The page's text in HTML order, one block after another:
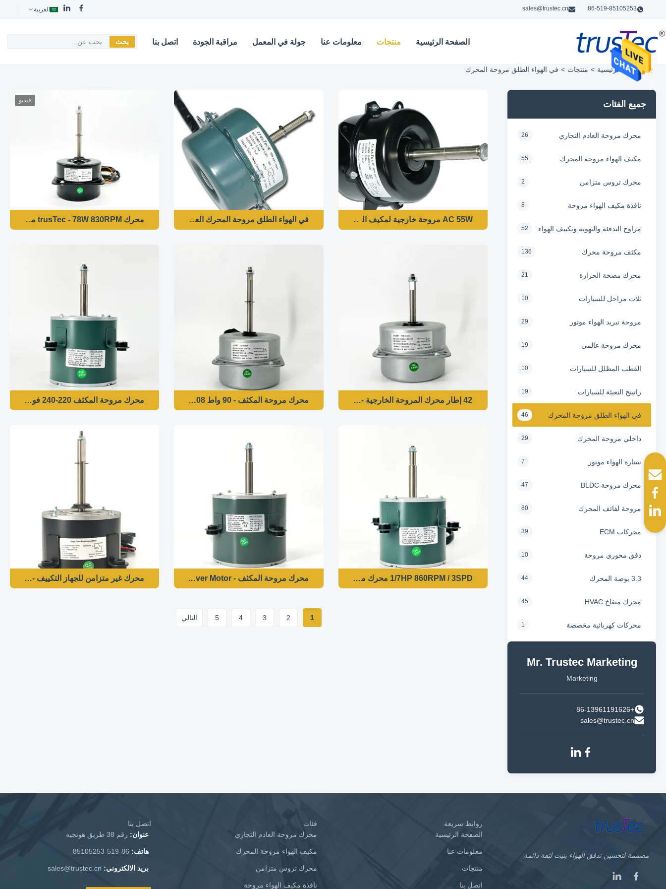
86-519-85105253
sales@trustec.cn العربية
الصفحة الرئيسية منتجات معلومات عنا جولة في المعمل مراقبة الجودة اتصل بنا بحث
الصفحة الرئيسية > منتجات > في الهواء الطلق مروحة المحرك
جميع الفئات
محرك مروحة العادم التجاري 26
مكيف الهواء مروحة المحرك 55
محرك تروس متزامن 2
نافذة مكيف الهواء مروحة 8
مراوح التدفئة والتهوية وتكييف الهواء 52
مكثف مروحة محرك 136
محرك مضخة الحرارة 21
ثلاث مراحل للسيارات 10
مروحة تبريد الهواء موتور 29
محرك مروحة عالمي 19
القطب المظلل للسيارات 10
راتينج التعبئة للسيارات 19
في الهواء الطلق مروحة المحرك 46
داخلي مروحة المحرك 29
ستارة الهواء موتور 7
محرك مروحة BLDC 47
مروحة لفائف المحرك 80
محركات ECM 39
دفق محوري مروحة 10
3.3 بوصة المحرك 44
محرك منفاخ HVAC 45
محركات كهربائية مخصصة 1
Mr. Trustec Marketing
Marketing
+86-13961191626
sales@trustec.cn
AC 55W مروحة خارجية لمكيف الهواء في الهواء الطلق مروحة المحرك العالمي
فيديو
محرك trusTec - 78W 830RPM محرك المروحة الخارجية 50/60HZ YDK78-6A ((4681A)
42 إطار محرك المروحة الخارجية - 85W 208-230V 50/60HZ 900RPM محرك مروحة المكثف - 90 واط 208-230 فولت 50/60 هرتز 900 دورة في الدقيقة محرك مروحة المكثف 220-240 فولت 50 هرتز 1/7HP 860RPM / 3SPD مغلق بالكامل الهواء فوق (TEAO) محركات محمية حراريًا
1/7HP 860RPM / 3SPD محرك مروحة المكثف 6P محرك مغلق بالكامل محرك مروحة المكثف - 185W 860RPM / 3SPD Air Over Motor للمروحة YDK-185-6A9 محرك غير متزامن للجهاز التكييف - 220 فولت 50/60 هرتز 140 و 1160 دورة في الدقيقة
1
2
3
4
5 التالي
مصممة لتحسين تدفق الهواء بنيت لثقة دائمة
روابط سريعة
الصفحة الرئيسية
معلومات عنا
منتجات
اتصل بنا
فئات
محرك مروحة العادم التجاري
مكيف الهواء مروحة المحرك
محرك تروس متزامن
نافذة مكيف الهواء مروحة
اتصل بنا
عنوان: رقم 38 طريق هونجيه
هاتف:
بريد الالكتروني: sales@trustec.cn